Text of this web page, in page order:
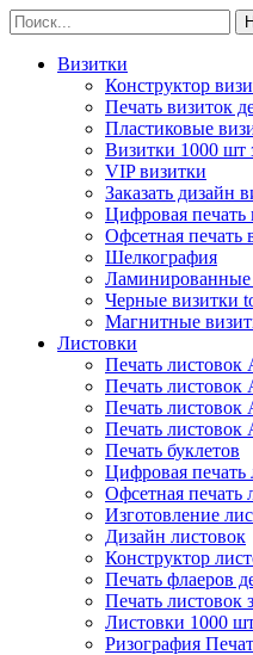
Визитки
Конструктор
Печать визиток
Пластиковые
Визитки 1000 шт
VIP визитки
Заказать дизайн
Цифровая печать
Офсетная печать
Шелкография
Ламинированные
Черные визитки
Магнитные
Листовки
Печать листовок
Печать листовок
Печать листовок
Печать листовок
Печать буклетов
Цифровая печать
Офсетная печать
Изготовление
Дизайн листовок
Конструктор
Печать флаеров
Печать листовок
Листовки 1000
Ризография